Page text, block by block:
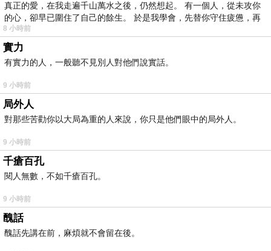
真正的愛，在我走遍千山萬水之後，仍然想起。 有一個人，從未攻你
的心，卻早已圍住了自己的餘生。 於是我學會，先替你守住疲憊，再
8 小時前
實力
有實力的人，一般聽不見別人對他們說實話。
9 小時前
局外人
對那些苦勸你以大局為重的人來說，你只是他們眼中的局外人。
9 小時前
千瘡百孔
閱人無數，不如千瘡百孔。
9 小時前
醜話
醜話先講在前，麻煩就不會留在後。